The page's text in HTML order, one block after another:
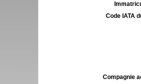
Code IATA
Compagnie